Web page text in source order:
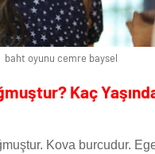
baht oyunu cemre baysel
Kaç
Kova burcudur.